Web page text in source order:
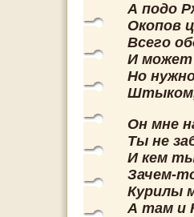
А подо
Окопов
Всего
И
Но
Штыком,
Он мне
Ты не
И кем
Зачем-
Курилы
А там и